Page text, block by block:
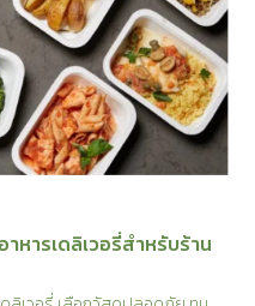
หารเดลิเวอรี่สำหรับร้าน